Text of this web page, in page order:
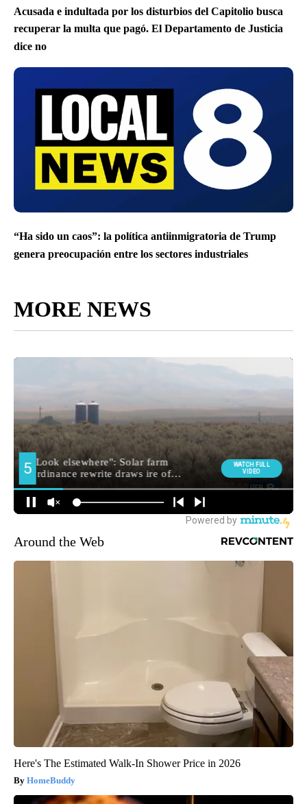
Acusada e indultada por los disturbios del Capitolio busca
recuperar la multa que pagó. El Departamento de Justicia
dice no
“Ha sido un caos”: la política antiinmigratoria de Trump
genera preocupación entre los sectores industriales
MORE NEWS
Around the Web
Here's The Estimated Walk-In Shower Price in 2026
HomeBuddy